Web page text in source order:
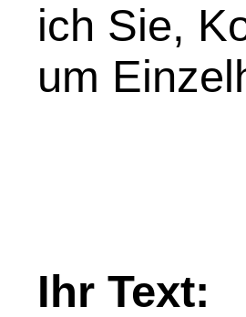
ich Sie,
um
Ihr Text: